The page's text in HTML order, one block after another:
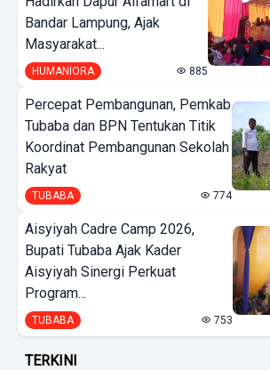
Bandar Lampung, Ajak
Masyarakat...
HUMANIORA 885
Percepat Pembangunan, Pemkab
Tubaba dan BPN Tentukan Titik
Koordinat Pembangunan Sekolah
Rakyat
TUBABA 774
Aisyiyah Cadre Camp 2026,
Bupati Tubaba Ajak Kader
Aisyiyah Sinergi Perkuat
Program...
TUBABA 753
TERKINI